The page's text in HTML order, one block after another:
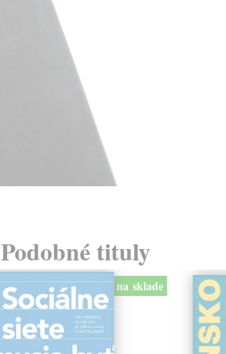
Podobné tituly
na sklade